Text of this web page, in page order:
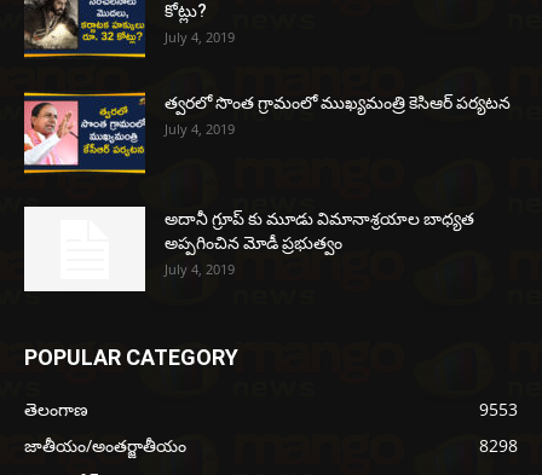
కోట్లు?
July 4, 2019
త్వరలో సొంత గ్రామంలో ముఖ్యమంత్రి కెసిఆర్ పర్యటన
July 4, 2019
అదానీ గ్రూప్ కు మూడు విమానాశ్రయాల బాధ్యత
అప్పగించిన మోడీ ప్రభుత్వం
July 4, 2019
POPULAR CATEGORY
తెలంగాణ
9553
జాతీయం/అంతర్జాతీయం
8298